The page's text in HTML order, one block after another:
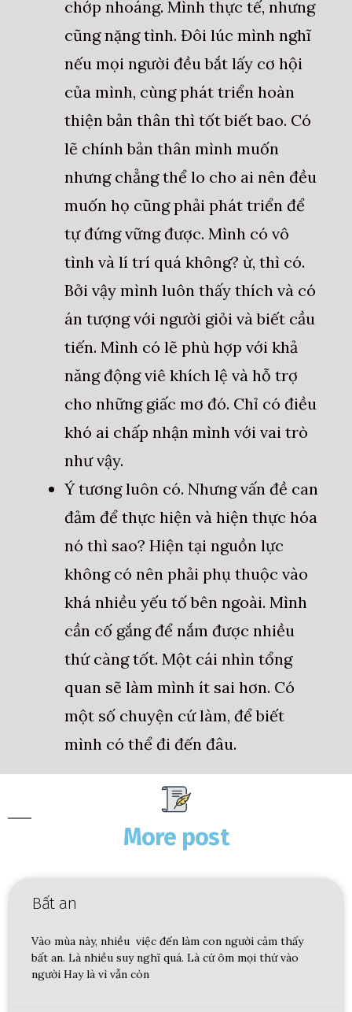
chớp nhoáng. Mình thực tế, nhưng
cũng nặng tình. Đôi lúc mình nghĩ
nếu mọi người đều bắt lấy cơ hội
của mình, cùng phát triển hoàn
thiện bản thân thì tốt biết bao. Có
lẽ chính bản thân mình muốn
nhưng chẳng thể lo cho ai nên đều
muốn họ cũng phải phát triển để
tự đứng vững được. Mình có vô
tình và lí trí quá không? ừ, thì có.
Bởi vậy mình luôn thấy thích và có
án tượng với người giỏi và biết cầu
tiến. Mình có lẽ phù hợp với khả
năng động viê khích lệ và hỗ trợ
cho những giấc mơ đó. Chỉ có điều
khó ai chấp nhận mình với vai trò
như vậy.
Ý tương luôn có. Nhưng vấn đề can
đảm để thực hiện và hiện thực hóa
nó thì sao? Hiện tại nguồn lực
không có nên phải phụ thuộc vào
khá nhiều yếu tố bên ngoài. Mình
cần cố gắng để nắm được nhiều
thứ càng tốt. Một cái nhìn tổng
quan sẽ làm mình ít sai hơn. Có
một số chuyện cứ làm, để biết
mình có thể đi đến đâu.
More post
Bất an
Vào mùa này, nhiều việc đến làm con người cảm thấy
bất an. Là nhiều suy nghĩ quá. Là cứ ôm mọi thứ vào
người Hay là vì vẫn còn